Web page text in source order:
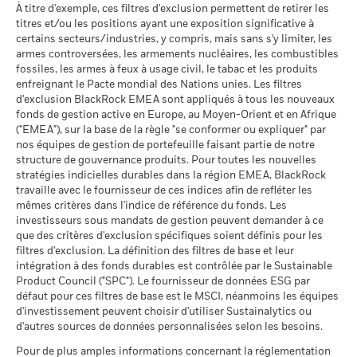
2016 2017 2018 2019 2020 2021
Rendement
total (%)
AUD
-5,3 13,3 -11,2 28,7 -1,8 20,3
Indice de
référence
contrainte
1 (%) EUR
2,6 10,2 -10,6 26,0 -3,3
La performance indiquée est calculée après déduction des
frais courants. Les frais d’entrée/de sortie ne sont pas inclus
dans le calcul.
Les chiffres indiqués se rapportent aux performances
passées.Les performances passées ne sont pas un indicateur
fiable des performances futures. Les marchés pourraient
évoluer très différemment. Ceci peut vous aider à évaluer la
façon dont le fonds a été géré dans le passé
La performance est indiquée sur la base de la Valeur nette
d’inventaire (VNI), avec le revenu brut réinvesti le cas échéant.
belge applicable aux intérêts inclus dans le prix de rachat des
actions de capitalisation et de distribution investissant plus
de 10% de leurs actifs dans des titres de créance s'élève à
30%.
Publication de la valeur nette d'inventaire:
www.blackrock.com/be, De Tijd,www.fundinfo.com. Pour toute
réclamation concernant ce compartiment, veuillez contacter
BlackRock au 02 402 49 00 ou par e-mail à l’adresse
belux@blackrock.com.Pour votre protection, les appels
téléphoniques sont souvent enregistrés.Vous pouvez
également contacter le Service de médiation des
consommateurs. Vous trouverez de plus amples informations
à l’adressehttp://www.ombudsfin.be.
Le scénario de tension montre ce que vous pourriez obtenir
dans des situations de marché extrêmes.
au 17/juil./2026
Classification mondiale des
fonds selon Lipper
au 17/juil./2026
Equity Europe Income
Moyenne pondérée de
l'intensité carbone MSCI
(tonnes de CO2e/M$ de
ventes)
au 17/juil./2026
% des avoirs à l'égard
desquels des données ESG
au 17/juil./2026
99,55
Pointage de qualité ESG
MSCI - centile par rapport aux
pairs
au 17/juil./2026
51,91
Fonds dans le groupe de
pairs
au 17/juil./2026
131
MSCI - Charbon thermique
au 30/juin/2026
0,00%
MSCI - Sables bitumineux
au 30/juin/2026
0,00%
Données sur la
participation aux secteurs
d'activité
au 30/juin/2026
99,70%
Pourcentage des avoirs du
fonds à l'égard desquels
des données ne sont pas
disponibles
au 30/juin/2026
L'exposition de BlackRock aux secteurs d'activité, telle qu'elle
est indiquée ci-dessus, pour le charbon thermique et les
sables bitumineux, est calculée et déclarée pour les
entreprises qui tirent plus de 5 % de leurs revenus du
charbon thermique ou des sables bitumineux, tel que défini
À titre d'exemple, ces filtres d'exclusion permettent de retirer les
titres et/ou les positions ayant une exposition significative à
certains secteurs/industries, y compris, mais sans s'y limiter, les
armes controversées, les armements nucléaires, les combustibles
fossiles, les armes à feux à usage civil, le tabac et les produits
enfreignant le Pacte mondial des Nations unies. Les filtres
d'exclusion BlackRock EMEA sont appliqués à tous les nouveaux
fonds de gestion active en Europe, au Moyen-Orient et en Afrique
("EMEA"), sur la base de la règle "se conformer ou expliquer" par
nos équipes de gestion de portefeuille faisant partie de notre
structure de gouvernance produits. Pour toutes les nouvelles
stratégies indicielles durables dans la région EMEA, BlackRock
travaille avec le fournisseur de ces indices afin de refléter les
mêmes critères dans l'indice de référence du fonds. Les
investisseurs sous mandats de gestion peuvent demander à ce
que des critères d'exclusion spécifiques soient définis pour les
filtres d'exclusion. La définition des filtres de base et leur
intégration à des fonds durables est contrôlée par le Sustainable
Product Council ("SPC"). Le fournisseur de données ESG par
défaut pour ces filtres de base est le MSCI, néanmoins les équipes
d'investissement peuvent choisir d'utiliser Sustainalytics ou
d'autres sources de données personnalisées selon les besoins.
Pour de plus amples informations concernant la réglementation